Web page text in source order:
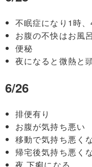
不眠症になり1時、
お腹の不快はお風
便秘
夜になると微熱と
6/26
排便有り
お腹が気持ち悪い
移動で気持ち悪く
帰宅後気持ち悪く